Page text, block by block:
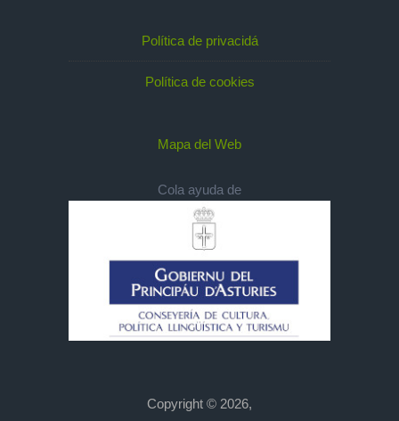
Política de privacidá
Política de cookies
Mapa del Web
Cola ayuda de
Copyright © 2026,